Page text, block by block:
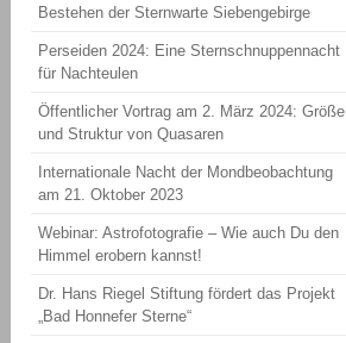
Bestehen der Sternwarte Siebengebirge
Perseiden 2024: Eine Sternschnuppennacht
für Nachteulen
Öffentlicher Vortrag am 2. März 2024: Größe
und Struktur von Quasaren
Internationale Nacht der Mondbeobachtung
am 21. Oktober 2023
Webinar: Astrofotografie – Wie auch Du den
Himmel erobern kannst!
Dr. Hans Riegel Stiftung fördert das Projekt
„Bad Honnefer Sterne“